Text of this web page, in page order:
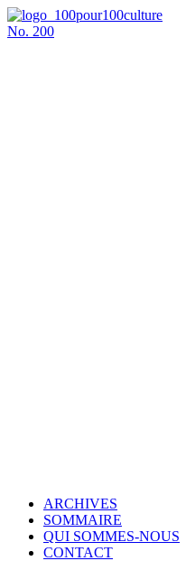
No. 200
ARCHIVES
SOMMAIRE
QUI SOMMES-NOUS
CONTACT